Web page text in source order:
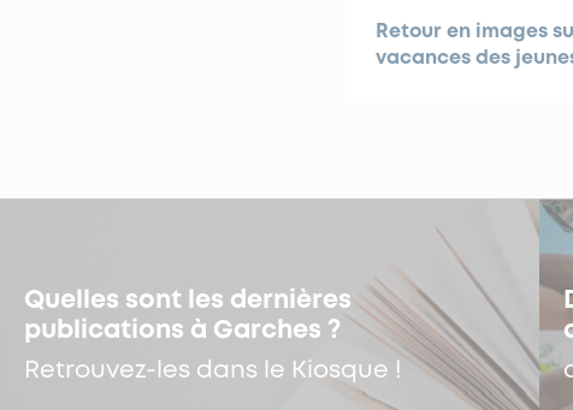
Retour en images
vacances des
Quelles sont les dernières
publications à Garches ?
Retrouvez-les dans le Kiosque !